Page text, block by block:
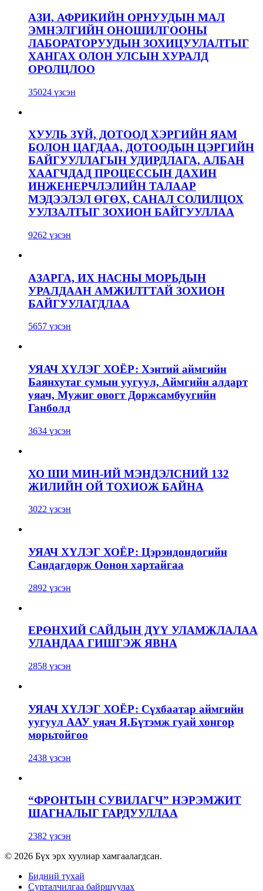
АЗИ, АФРИКИЙН ОРНУУДЫН МАЛ
ЭМНЭЛГИЙН ОНОШИЛГООНЫ
ЛАБОРАТОРУУДЫН ЗОХИЦУУЛАЛТЫГ
ХАНГАХ ОЛОН УЛСЫН ХУРАЛД
ОРОЛЦЛОО
35024 үзсэн
ХУУЛЬ ЗҮЙ, ДОТООД ХЭРГИЙН ЯАМ
БОЛОН ЦАГДАА, ДОТООДЫН ЦЭРГИЙН
БАЙГУУЛЛАГЫН УДИРДЛАГА, АЛБАН
ХААГЧДАД ПРОЦЕССЫН ДАХИН
ИНЖЕНЕРЧЛЭЛИЙН ТАЛААР
МЭДЭЭЛЭЛ ӨГӨХ, САНАЛ СОЛИЛЦОХ
УУЛЗАЛТЫГ ЗОХИОН БАЙГУУЛЛАА
9262 үзсэн
АЗАРГА, ИХ НАСНЫ МОРЬДЫН
УРАЛДААН АМЖИЛТТАЙ ЗОХИОН
БАЙГУУЛАГДЛАА
5657 үзсэн
УЯАЧ ХҮЛЭГ ХОЁР: Хэнтий аймгийн
Баянхутаг сумын уугуул, Аймгийн алдарт
уяач, Мужиг овогт Доржсамбуугийн
Ганболд
3634 үзсэн
ХО ШИ МИН-ИЙ МЭНДЭЛСНИЙ 132
ЖИЛИЙН ОЙ ТОХИОЖ БАЙНА
3022 үзсэн
УЯАЧ ХҮЛЭГ ХОЁР: Цэрэндондогийн
Сандагдорж Оонон хартайгаа
2892 үзсэн
ЕРӨНХИЙ САЙДЫН ДҮҮ УЛАМЖЛАЛАА
УЛАНДАА ГИШГЭЖ ЯВНА
2858 үзсэн
УЯАЧ ХҮЛЭГ ХОЁР: Сүхбаатар аймгийн
уугуул ААУ уяач Я.Бүтэмж гуай хонгор
морьтойгоо
2438 үзсэн
“ФРОНТЫН СУВИЛАГЧ” НЭРЭМЖИТ
ШАГНАЛЫГ ГАРДУУЛЛАА
2382 үзсэн
© 2026 Бүх эрх хуулиар хамгаалагдсан.
Бидний тухай
Сурталчилгаа байршуулах